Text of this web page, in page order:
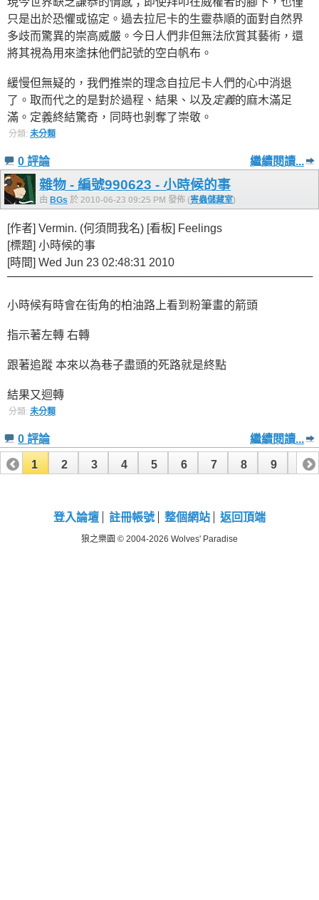
只是出於恐懼或協定。過去拉尼卡的生靈恭順的面對自然界
多歧而驚異的崇高威嚴。今日人們非但無法欣賞其藝術，還
將其視為用來塗抹他們記號的空白帆布。
緩慢但無疑的，我們推崇的理念自拉尼卡人們的心中消退
了。取而代之的是對於過程、結果、以及定義的麻木滿足
滿。定義終結驚奇，同時也剝奪了崇敬。
分類: 未分類
0 評論 繼續閱讀...
雜物 - 編號990623 - 小時候的事
由 BGs 於 2010-06-23 09:25 PM 發佈 (害蟲儲藏室)
[作者] Vermin. (何須問我名) [看板] Feelings
[標題] 小時候的事
[時間] Wed Jun 23 02:48:31 2010
───────────────────────────────────────
小時候有時會在街角的柏油路上看到粉筆畫的箭頭
指示著左轉 右轉
跟著追蹤 本來以為巷子盡頭的死路就是終點
結果又迴轉
分類: 未分類
0 評論 繼續閱讀...
1 2 3 4 5 6 7 8 9 10
登入論壇
註冊帳號 整個網站 返回頂端
狼之樂園 © 2004-2026 Wolves' Paradise